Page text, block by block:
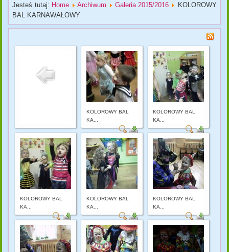
Jesteś tutaj: Home Archiwum Galeria 2015/2016
KOLOROWY
BAL KARNAWAŁOWY
KOLOROWY BAL
KA...
KOLOROWY BAL
KA...
KOLOROWY BAL
KA...
KOLOROWY BAL
KA...
KOLOROWY BAL
KA...